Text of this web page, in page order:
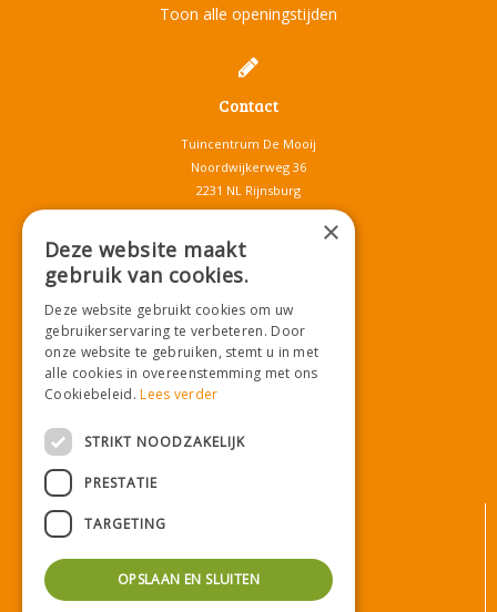
Toon alle openingstijden
Contact
Tuincentrum De Mooij
Noordwijkerweg 36
2231 NL Rijnsburg
T.071-4080959
info@tuincentrumdemooij.nl
Download onze App!
×
Deze website maakt
gebruik van cookies.
Deze website gebruikt cookies om uw
gebruikerservaring te verbeteren. Door
onze website te gebruiken, stemt u in met
alle cookies in overeenstemming met ons
Cookiebeleid.Lees verder
STRIKT NOODZAKELIJK
PRESTATIE
TARGETING
OPSLAAN EN SLUITEN